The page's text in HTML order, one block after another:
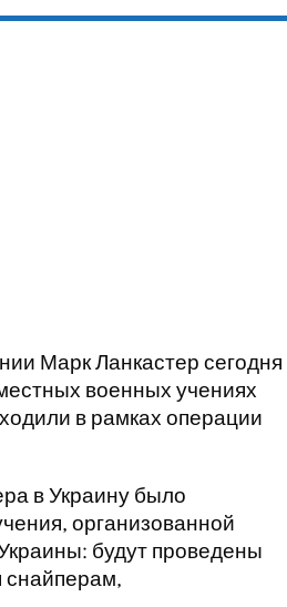
Марк Ланкастер сегодня
военных учениях
в рамках операции
в Украину было
организованной
будут проведены
снайперам,